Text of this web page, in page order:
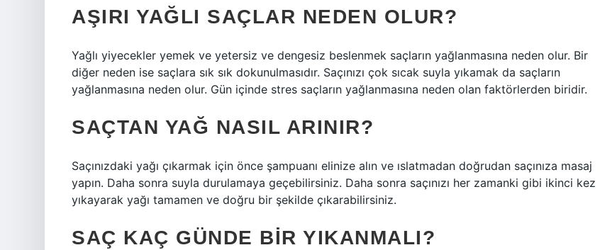
AŞIRI YAĞLI SAÇLAR NEDEN OLUR?
Yağlı yiyecekler yemek ve yetersiz ve dengesiz beslenmek saçların yağlanmasına neden olur. Bir
diğer neden ise saçlara sık sık dokunulmasıdır. Saçınızı çok sıcak suyla yıkamak da saçların
yağlanmasına neden olur. Gün içinde stres saçların yağlanmasına neden olan faktörlerden biridir.
SAÇTAN YAĞ NASIL ARINIR?
Saçınızdaki yağı çıkarmak için önce şampuanı elinize alın ve ıslatmadan doğrudan saçınıza masaj
yapın. Daha sonra suyla durulamaya geçebilirsiniz. Daha sonra saçınızı her zamanki gibi ikinci kez
yıkayarak yağı tamamen ve doğru bir şekilde çıkarabilirsiniz.
SAÇ KAÇ GÜNDE BIR YIKANMALI?